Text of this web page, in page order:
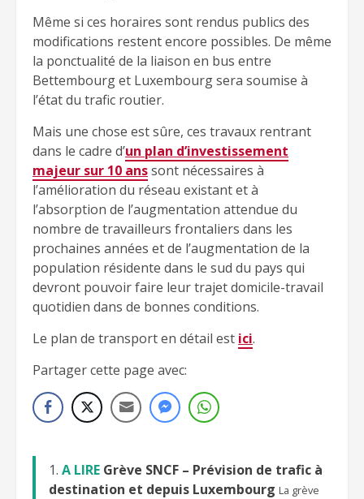
Même si ces horaires sont rendus publics des
modifications restent encore possibles. De même
la ponctualité de la liaison en bus entre
Bettembourg et Luxembourg sera soumise à
l’état du trafic routier.
Mais une chose est sûre, ces travaux rentrant
dans le cadre d’un plan d’investissement
majeur sur 10 anssont nécessaires à
l’amélioration du réseau existant et à
l’absorption de l’augmentation attendue du
nombre de travailleurs frontaliers dans les
prochaines années et de l’augmentation de la
population résidente dans le sud du pays qui
devront pouvoir faire leur trajet domicile-travail
quotidien dans de bonnes conditions.
Le plan de transport en détail est ici.
Partager cette page avec:
A LIRE Grève SNCF – Prévision de trafic à
destination et depuis Luxembourg La grève